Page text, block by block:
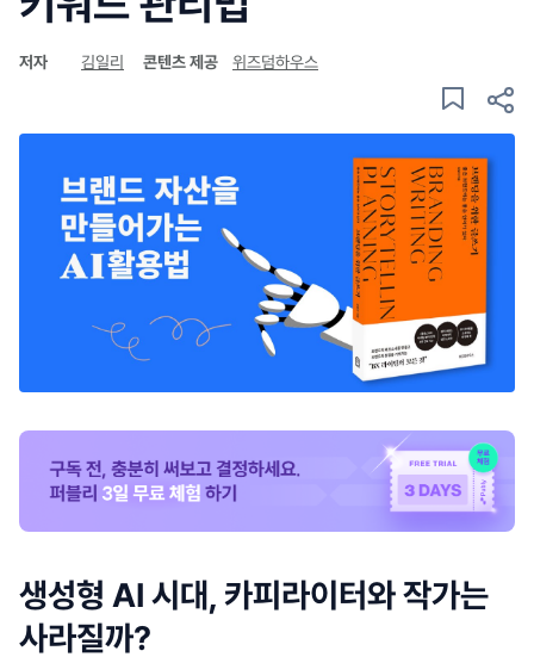
저자 김일리 콘텐츠 제공 위즈덤하우스
생성형 AI 시대, 카피라이터와 작가는
사라질까?